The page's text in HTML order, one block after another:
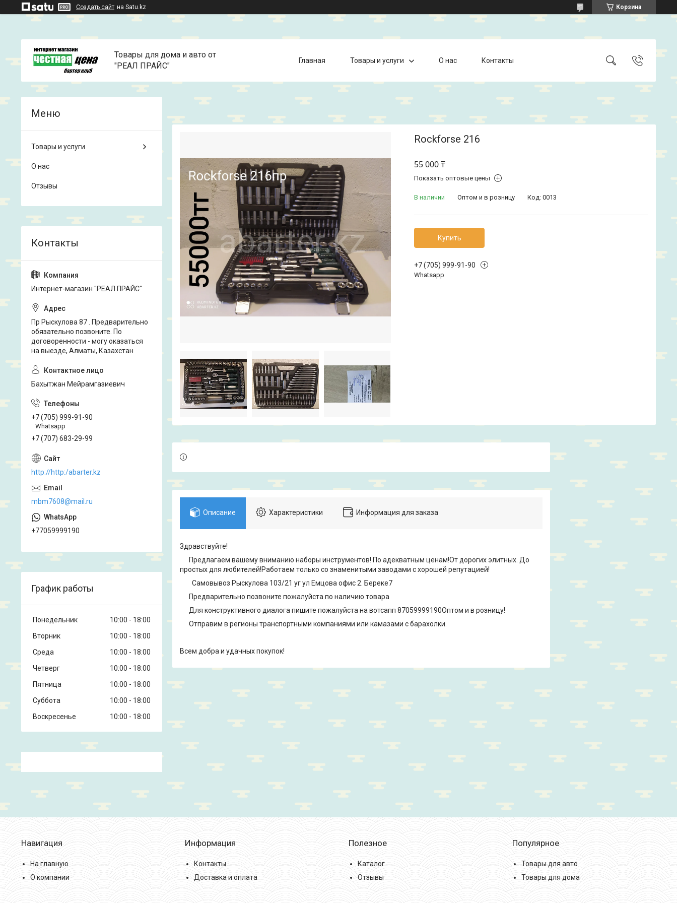
Создать сайт на Satu.kz Корзина
Товары для дома и авто от
"РЕАЛ ПРАЙС"
Главная Товары и услуги О нас Контакты
Rockforse 216
55 000 ₸
Показать оптовые цены
В наличии Оптом и в розницу Код: 0013
Купить
+7 (705) 999-91-90
Whatsapp
Описание Характеристики Информация для заказа
Здравствуйте!
Предлагаем вашему вниманию наборы инструментов! По адекватным ценам!От дорогих элитных. До
простых для любителей!Работаем только со знаменитыми заводами с хорошей репутацией!
Самовывоз Рыскулова 103/21 уг ул Емцова офис 2. Береке7
Предварительно позвоните пожалуйста по наличию товара
Для конструктивного диалога пишите пожалуйста на вотсапп 87059999190Оптом и в розницу!
Отправим в регионы транспортными компаниями или камазами с барахолки.
Всем добра и удачных покупок!
Товары и услуги
О нас
Отзывы
Интернет-магазин "РЕАЛ ПРАЙС"
Пр Рыскулова 87 . Предварительно
обязательно позвоните. По
договоренности - могу оказаться
на выезде, Алматы, Казахстан
Бахытжан Мейрамгазиевич
+7 (705) 999-91-90
Whatsapp
+7 (707) 683-29-99
http://http:/abarter.kz
mbm7608@mail.ru
+77059999190
График работы
Понедельник 10:00
18:00
Вторник
10:00
18:00
Среда
10:00
18:00
Четверг
10:00
18:00
Пятница
10:00
18:00
Суббота
10:00
18:00
Воскресенье
10:00 18:00
Навигация
На главную
О компании
Информация
Контакты
Доставка и оплата
Полезное
Каталог
Отзывы
Популярное
Товары для авто
Товары для дома